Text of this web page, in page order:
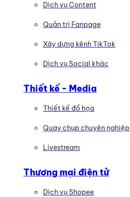
Dịch vụ Content
Quản trị Fanpage
Xây dựng kênh TikTok
Dịch vụ Social khác
Thiết kế - Media
Thiết kế đồ họa
Quay chụp chuyên nghiệp
Livestream
Thương mại điện tử
Dịch vụ Shopee